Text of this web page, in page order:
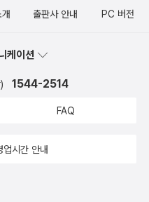
출판사 안내 PC 버전
케이션
1544-2514
FAQ
업시간 안내